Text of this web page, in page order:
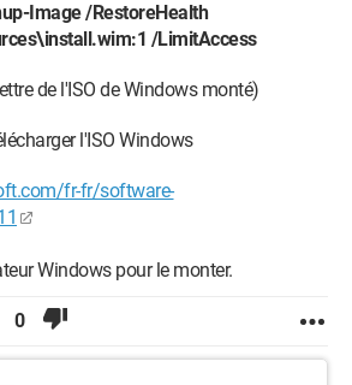
Image /RestoreHealth
/LimitAccess
de l'ISO de Windows monté)
l'ISO Windows
fr-fr/software-
Windows pour le monter.
0